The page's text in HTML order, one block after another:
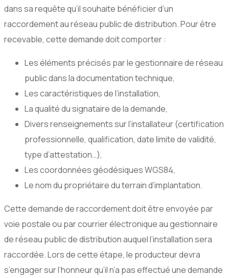
dans sa requête qu’il souhaite bénéficier d’un
raccordement au réseau public de distribution. Pour être
recevable, cette demande doit comporter :
Les éléments précisés par le gestionnaire de réseau
public dans la documentation technique,
Les caractéristiques de l’installation,
La qualité du signataire de la demande,
Divers renseignements sur l’installateur (certification
professionnelle, qualification, date limite de validité,
type d’attestation…),
Les coordonnées géodésiques WGS84,
Le nom du propriétaire du terrain d’implantation.
Cette demande de raccordement doit être envoyée par
voie postale ou par courrier électronique au gestionnaire
de réseau public de distribution auquel l’installation sera
raccordée. Lors de cette étape, le producteur devra
s’engager sur l’honneur qu’il n’a pas effectué une demande